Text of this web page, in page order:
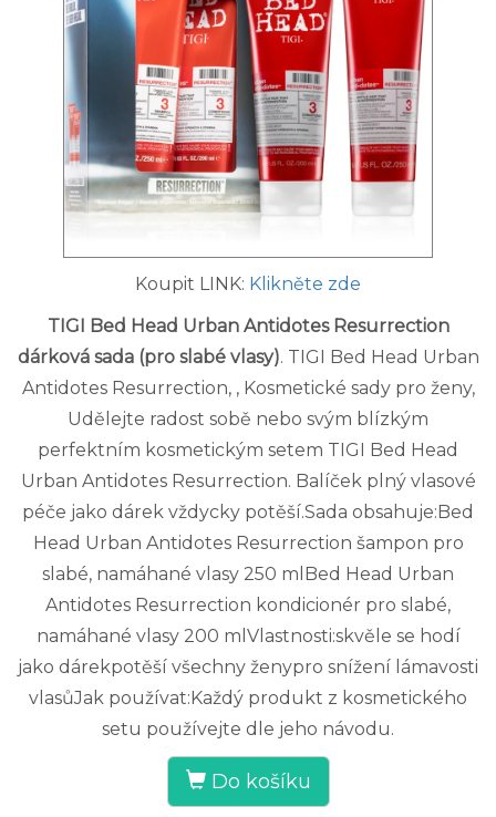
Koupit LINK: Klikněte zde
TIGI Bed Head Urban Antidotes Resurrection
dárková sada (pro slabé vlasy). TIGI Bed Head Urban
Antidotes Resurrection, , Kosmetické sady pro ženy,
Udělejte radost sobě nebo svým blízkým
perfektním kosmetickým setem TIGI Bed Head
Urban Antidotes Resurrection. Balíček plný vlasové
péče jako dárek vždycky potěší.Sada obsahuje:Bed
Head Urban Antidotes Resurrection šampon pro
slabé, namáhané vlasy 250 mlBed Head Urban
Antidotes Resurrection kondicionér pro slabé,
namáhané vlasy 200 mlVlastnosti:skvěle se hodí
jako dárekpotěší všechny ženypro snížení lámavosti
vlasůJak používat:Každý produkt z kosmetického
setu používejte dle jeho návodu.
Do košíku